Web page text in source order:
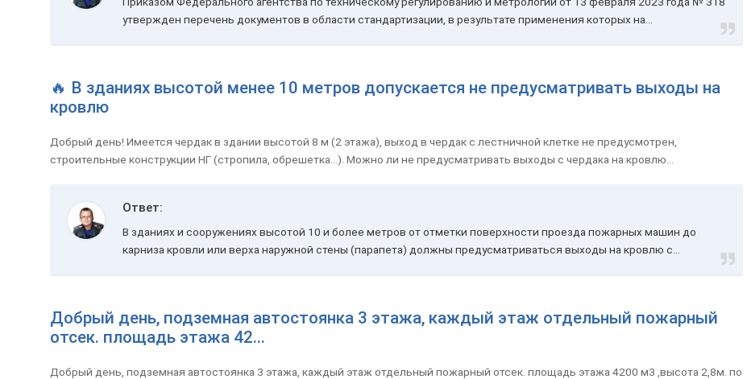
утвержден перечень документов в области стандартизации, в результате применения которых на...
🔥 В зданиях высотой менее 10 метров допускается не предусматривать выходы на
кровлю
Добрый день! Имеется чердак в здании высотой 8 м (2 этажа), выход в чердак с лестничной клетке не предусмотрен,
строительные конструкции НГ (стропила, обрешетка...). Можно ли не предусматривать выходы с чердака на кровлю...
Ответ:
В зданиях и сооружениях высотой 10 и более метров от отметки поверхности проезда пожарных машин до
карниза кровли или верха наружной стены (парапета) должны предусматриваться выходы на кровлю с...
Добрый день, подземная автостоянка 3 этажа, каждый этаж отдельный пожарный
отсек. площадь этажа 42...
Добрый день, подземная автостоянка 3 этажа, каждый этаж отдельный пожарный отсек. площадь этажа 4200 м3 ,высота 2,8м. по